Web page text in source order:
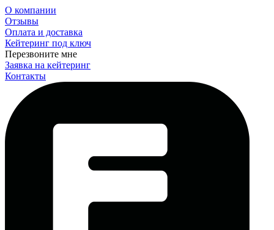
О компании
Отзывы
Оплата и доставка
Кейтеринг под ключ
Перезвоните мне
Заявка на кейтеринг
Контакты